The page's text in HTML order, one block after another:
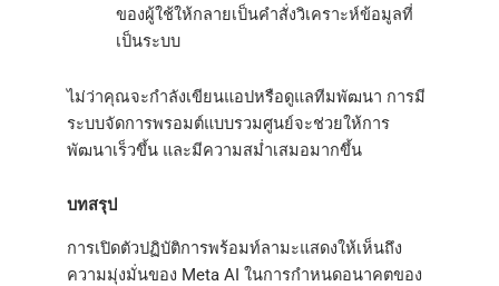
ของผู้ใช้ให้กลายเป็นคำสั่งวิเคราะห์ข้อมูลที่
เป็นระบบ
ไม่ว่าคุณจะกำลังเขียนแอปหรือดูแลทีมพัฒนา การมี
ระบบจัดการพรอมต์แบบรวมศูนย์จะช่วยให้การ
พัฒนาเร็วขึ้น และมีความสม่ำเสมอมากขึ้น
บทสรุป
การเปิดตัวปฏิบัติการพร้อมท์ลามะแสดงให้เห็นถึง
ความมุ่งมั่นของ Meta AI ในการกำหนดอนาคตของ